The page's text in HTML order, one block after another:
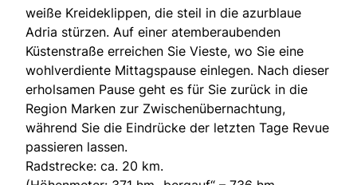
weiße Kreideklippen, die steil in die azurblaue
Adria stürzen. Auf einer atemberaubenden
Küstenstraße erreichen Sie Vieste, wo Sie eine
wohlverdiente Mittagspause einlegen. Nach dieser
erholsamen Pause geht es für Sie zurück in die
Region Marken zur Zwischenübernachtung,
während Sie die Eindrücke der letzten Tage Revue
passieren lassen.
Radstrecke: ca. 20 km.